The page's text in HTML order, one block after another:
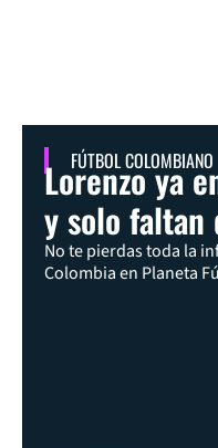
FÚTBOL COLOMBIANO
Lorenzo ya
y solo faltan
No te pierdas toda la
Colombia en Planeta